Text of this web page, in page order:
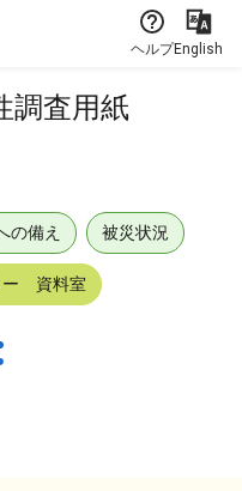
ヘルプEnglish
調査用紙
の備え 被災状況
ー 資料室